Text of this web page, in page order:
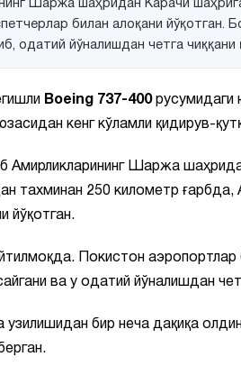
Шаржа шаҳридан Карачи
билан алоқани
одатий йўналишдан четга чиққани
Boeing 737-400русумидаги
кенг кўламли қидирув-
Амирликларининг Шаржа
тахминан 250 километр ғарбда,
йўқотган.
Покистон
ва у одатий йўналишдан
бир неча дақиқа